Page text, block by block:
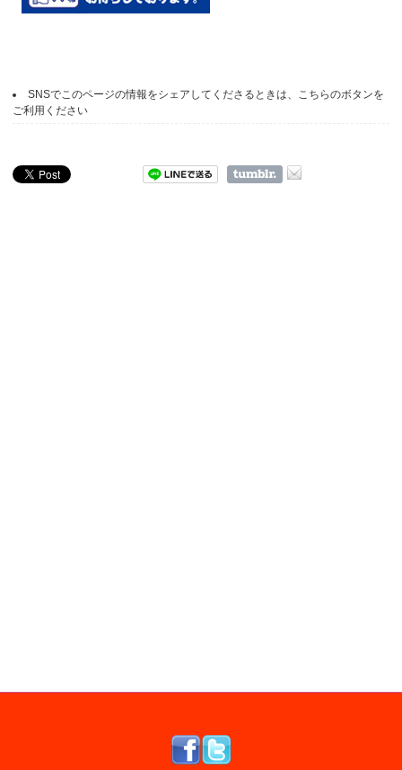
SNSでこのページの情報をシェアしてくださるときは、こちらのボタンを
ご利用ください